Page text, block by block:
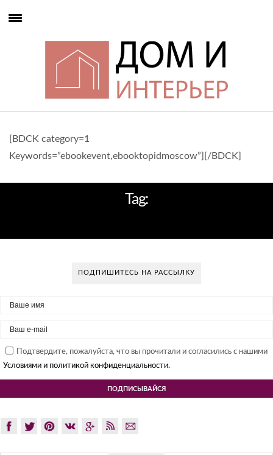
[BDCK category=1
Keywords=”ebookevent,ebooktopidmoscow”][/BDCK]
Tag:
ПОДПИШИТЕСЬ НА РАССЫЛКУ
Подтвердите, пожалуйста, что вы прочитали и согласились с нашими
Условиями и политикой конфиденциальности.